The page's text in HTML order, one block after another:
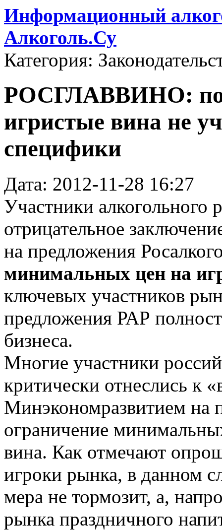
Информационный
Алкоголь.Су
Категория:
РОСГЛАВВИНО:
игристые вина не
специфики
Дата: 2012-11-28 16:27
Участники
отрицательное
на предложения
минимальных цен на
ключевых участников
предложения РАР
бизнеса.
Многие участники
критически отнеслись к
Минэкономразвитием на
ограничение
вина. Как отмечают
игроки рынка, в данном
мера не тормозит, а,
рынка праздничного